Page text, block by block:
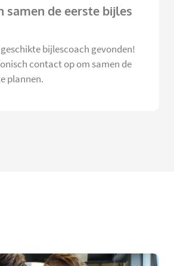
samen de eerste bijles
geschikte bijlescoach gevonden!
contact op om samen de
plannen.